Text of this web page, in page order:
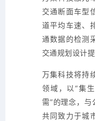
交通断面车型
道平均车速、
通数据的检测
交通规划设计
万集科技将持
领域，以“集
需”的理念，与
共同致力于城